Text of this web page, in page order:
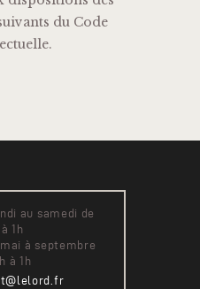
du Code
au samedi de
1h
à septembre
à 1h